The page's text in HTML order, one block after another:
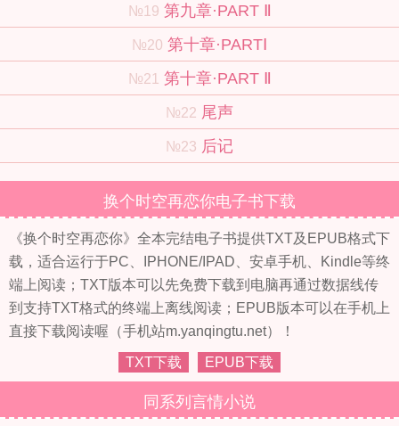
№19 第九章·PART Ⅱ
№20 第十章·PARTⅠ
№21 第十章·PART Ⅱ
№22 尾声
№23 后记
换个时空再恋你电子书下载
《换个时空再恋你》全本完结电子书提供TXT及EPUB格式下
载，适合运行于PC、IPHONE/IPAD、安卓手机、Kindle等终
端上阅读；TXT版本可以先免费下载到电脑再通过数据线传
到支持TXT格式的终端上离线阅读；EPUB版本可以在手机上
直接下载阅读喔（手机站m.yanqingtu.net）！
TXT下载 EPUB下载
同系列言情小说